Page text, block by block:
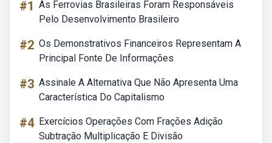
#1 As Ferrovias Brasileiras Foram Responsáveis
Pelo Desenvolvimento Brasileiro
#2 Os Demonstrativos Financeiros Representam A
Principal Fonte De Informações
#3 Assinale A Alternativa Que Não Apresenta Uma
Característica Do Capitalismo
#4 Exercícios Operações Com Frações Adição
Subtração Multiplicação E Divisão